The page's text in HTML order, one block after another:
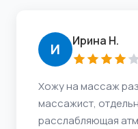
И Ирина Н.
Хожу на массаж
массажист,
расслабляющая